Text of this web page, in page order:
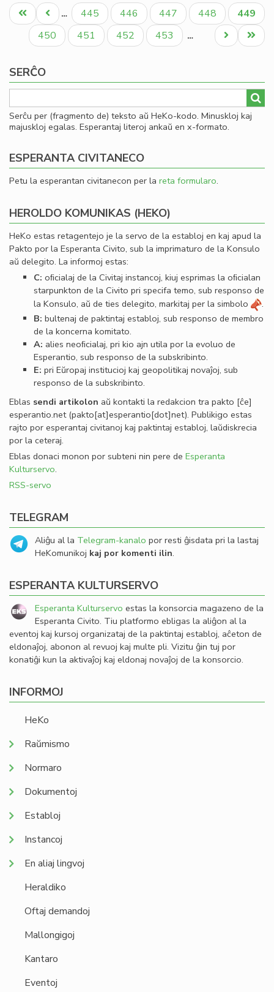
sin
Pagination
Unua
paĝo
Antaŭa
paĝo
… Paĝo
445 Paĝo
446 Paĝo
447 Paĝo
448
Aktuala
paĝo
449
Paĝo
450 Paĝo
451 Paĝo
452 Paĝo
453 …
Last
page
Next
page
SERĈO
Serĉu per (fragmento de) teksto aŭ HeKo-kodo. Minuskloj kaj
majuskloj egalas. Esperantaj literoj ankaŭ en x-formato.
ESPERANTA CIVITANECO
Petu la esperantan civitanecon per la reta formularo.
HEROLDO KOMUNIKAS (HEKO)
HeKo estas retagentejo je la servo de la establoj en kaj apud la
Pakto por la Esperanta Civito, sub la imprimaturo de la Konsulo
aŭ delegito. La informoj estas:
C: oﬁcialaj de la Civitaj instancoj, kiuj esprimas la oﬁcialan
starpunkton de la Civito pri specifa temo, sub responso de
la Konsulo, aŭ de ties delegito, markitaj per la simbolo
.
B: bultenaj de paktintaj establoj, sub responso de membro
de la koncerna komitato.
A: alies neoﬁcialaj, pri kio ajn utila por la evoluo de
Esperantio, sub responso de la subskribinto.
E: pri Eŭropaj institucioj kaj geopolitikaj novaĵoj, sub
responso de la subskribinto.
Eblas sendi artikolon aŭ kontakti la redakcion tra pakto [ĉe]
esperantio.net(pakto[at]esperantio[dot]net). Publikigo estas
rajto por esperantaj civitanoj kaj paktintaj establoj, laŭdiskrecia
por la ceteraj.
Eblas donaci monon por subteni nin pere de Esperanta
Kulturservo.
RSS-servo
TELEGRAM
Aliĝu al la Telegram-kanalo por resti ĝisdata pri la lastaj
HeKomunikoj kaj por komenti ilin.
ESPERANTA KULTURSERVO
Esperanta Kulturservo estas la konsorcia magazeno de la
Esperanta Civito. Tiu platformo ebligas la aliĝon al la
eventoj kaj kursoj organizataj de la paktintaj establoj, aĉeton de
eldonaĵoj, abonon al revuoj kaj multe pli. Vizitu ĝin tuj por
konatiĝi kun la aktivaĵoj kaj eldonaj novaĵoj de la konsorcio.
INFORMOJ
HeKo
Raŭmismo
Normaro
Dokumentoj
Establoj
Instancoj
En aliaj lingvoj
Heraldiko
Oftaj demandoj
Mallongigoj
Kantaro
Eventoj